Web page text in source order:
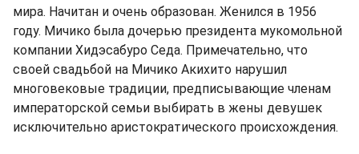
мира. Начитан и очень образован. Женился в 1956
году. Мичико была дочерью президента мукомольной
компании Хидэсабуро Седа. Примечательно, что
своей свадьбой на Мичико Акихито нарушил
многовековые традиции, предписывающие членам
императорской семьи выбирать в жены девушек
исключительно аристократического происхождения.